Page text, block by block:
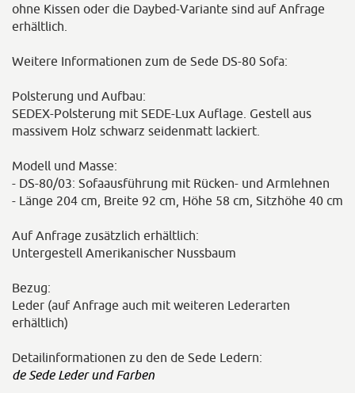
ohne Kissen oder die Daybed-Variante sind auf Anfrage
erhältlich.
Weitere Informationen zum de Sede DS-80 Sofa:
Polsterung und Aufbau:
SEDEX-Polsterung mit SEDE-Lux Auflage. Gestell aus
massivem Holz schwarz seidenmatt lackiert.
Modell und Masse:
- DS-80/03: Sofaausführung mit Rücken- und Armlehnen
- Länge 204 cm, Breite 92 cm, Höhe 58 cm, Sitzhöhe 40 cm
Auf Anfrage zusätzlich erhältlich:
Untergestell Amerikanischer Nussbaum
Bezug:
Leder (auf Anfrage auch mit weiteren Lederarten
erhältlich)
Detailinformationen zu den de Sede Ledern:
de Sede Leder und Farben